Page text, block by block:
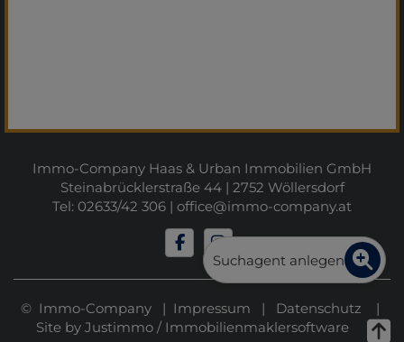
Immo-Company Haas & Urban Immobilien GmbH
Steinabrücklerstraße 44 | 2752 Wöllersdorf
Tel: 02633/42 306 | office@immo-company.at
© Immo-Company | Impressum | Datenschutz |
Site by Justimmo/ Immobilienmaklersoftware
Suchagent anlegen